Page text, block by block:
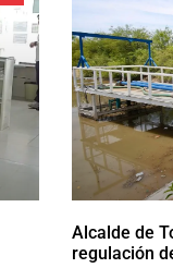
Alcalde de
regulación